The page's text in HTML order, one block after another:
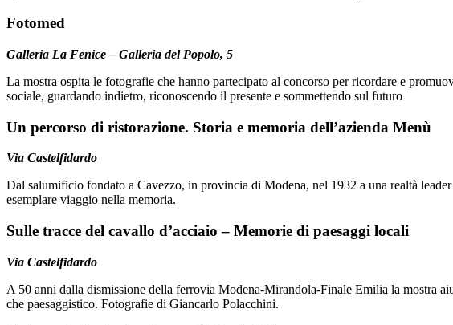
Fotomed
Galleria La Fenice – Galleria del Popolo, 5
La mostra ospita le fotografie che hanno partecipato al concorso per ricordare e
sociale, guardando indietro, riconoscendo il presente e sommettendo sul futuro
Un percorso di ristorazione. Storia e memoria dell’azienda Menù
Via Castelfidardo
Dal salumificio fondato a Cavezzo, in provincia di Modena, nel 1932 a una realtà
esemplare viaggio nella memoria.
Sulle tracce del cavallo d’acciaio – Memorie di paesaggi locali
Via Castelfidardo
A 50 anni dalla dismissione della ferrovia Modena-Mirandola-Finale Emilia la mostra
che paesaggistico. Fotografie di Giancarlo Polacchini.